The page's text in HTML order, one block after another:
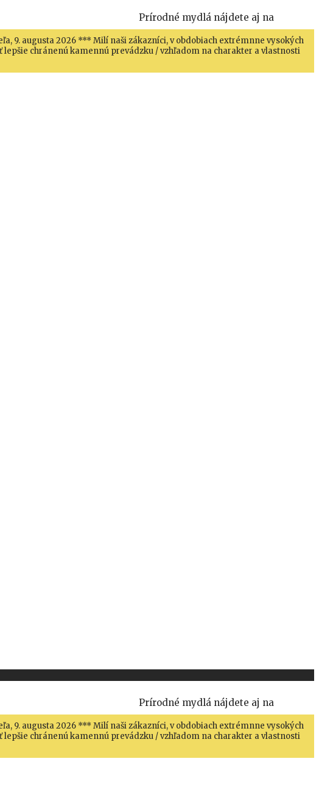
Prírodné mydlá nájdete aj na
9. augusta 2026 *** Milí naši zákazníci, v obdobiach extrémnne vysokých
chránenú kamennú prevádzku / vzhľadom na charakter a vlastnosti
Prírodné mydlá nájdete aj na
9. augusta 2026 *** Milí naši zákazníci, v obdobiach extrémnne vysokých
chránenú kamennú prevádzku / vzhľadom na charakter a vlastnosti